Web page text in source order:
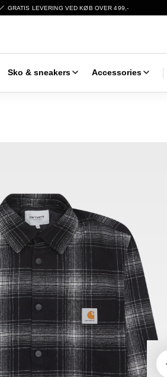
GRATIS LEVERING VED KØB OVER 499,-
Sko & sneakers Accessories